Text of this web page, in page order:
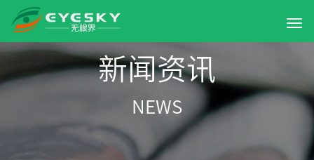
新闻资讯
NEWS